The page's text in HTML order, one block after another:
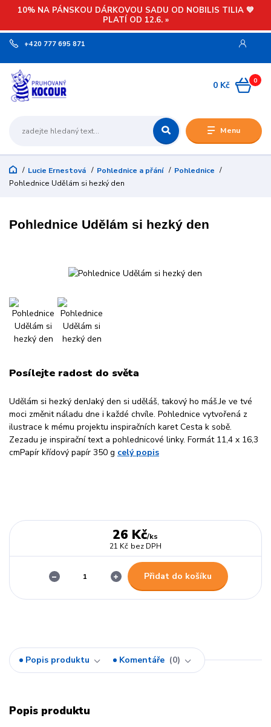
10% NA PÁNSKOU DÁRKOVOU SADU OD NOBILIS TILIA 💙
PLATÍ OD 12.6. »
Menu
+420 777 695 871
0
0 Kč
Lucie Ernestová Pohlednice a přání
Pohlednice
Pohlednice Udělám si hezký den
Pohlednice Udělám si hezký den
Posílejte radost do světa
Udělám si hezký denJaký den si uděláš, takový ho máš.Je ve tvé
moci změnit náladu dne i každé chvíle. Pohlednice vytvořená z
ilustrace k mému projektu inspiračních karet Cesta k sobě.
Zezadu je inspirační text a pohlednicové linky. Formát 11,4 x 16,3
cmPapír křídový papír 350 g celý popis
26 Kč/ks
21 Kč bez DPH
Přidat do košíku
Popis produktu Komentáře 0
Popis produktu